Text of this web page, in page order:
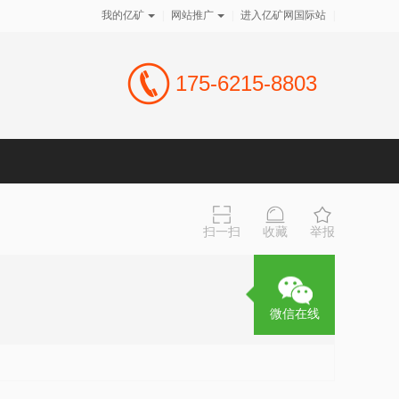
我的亿矿 网站推广 进入亿矿网国际站
175-6215-8803
扫一扫 收藏 举报
微信在线